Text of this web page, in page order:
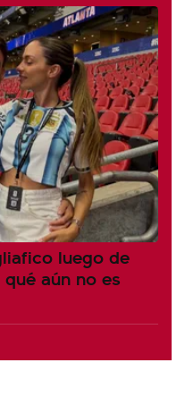
luego de
aún no es